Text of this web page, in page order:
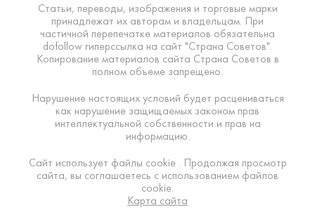
Статьи, переводы, изображения и торговые марки
принадлежат их авторам и владельцам. При
частичной перепечатке материалов обязательна
dofollow гиперссылка на сайт "Страна Советов".
Копирование материалов сайта Страна Советов в
полном объеме запрещено.
Нарушение настоящих условий будет расцениваться
как нарушение защищаемых законом прав
интеллектуальной собственности и прав на
информацию.
Сайт использует файлы cookie . Продолжая просмотр
сайта, вы соглашаетесь с использованием файлов
cookie.
Карта сайта